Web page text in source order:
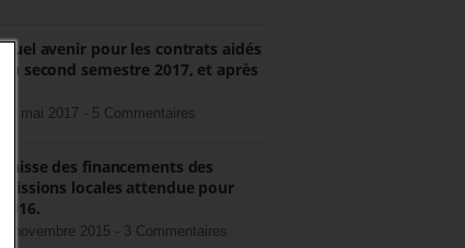
Quel avenir pour les contrats aidés
au second semestre 2017, et après
22 mai 2017 - 5 Commentaires
Baisse des financements des
missions locales attendue pour
2016.
3 novembre 2015 - 3 Commentaires